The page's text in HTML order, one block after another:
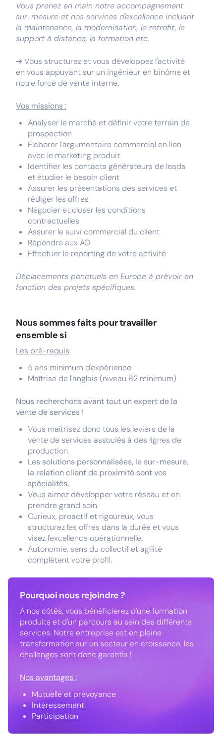
Vous prenez en main notre accompagnement
sur-mesure et nos services d'excellence incluant
la maintenance, la modernisation, le retrofit, le
support à distance, la formation etc.
➔ Vous structurez et vous développez l'activité
en vous appuyant sur un ingénieur en binôme et
notre force de vente interne.
Vos missions :
Analyser le marché et définir votre terrain de
prospection
Elaborer l'argumentaire commercial en lien
avec le marketing produit
Identifier les contacts générateurs de leads
et étudier le besoin client
Assurer les présentations des services et
rédiger les offres
Négocier et closer les conditions
contractuelles
Assurer le suivi commercial du client
Répondre aux AO
Effectuer le reporting de votre activité
Déplacements ponctuels en Europe à prévoir en
fonction des projets spécifiques.
Nous sommes faits pour travailler
ensemble si
Les pré-requis
5 ans minimum d'expérience
Maîtrise de l'anglais (niveau B2 minimum)
Nous recherchons avant tout un expert de la
vente de services !
Vous maîtrisez donc tous les leviers de la
vente de services associés à des lignes de
production.
Les solutions personnalisées, le sur-mesure,
la relation client de proximité sont vos
spécialités.
Vous aimez développer votre réseau et en
prendre grand soin.
Curieux, proactif et rigoureux, vous
structurez les offres dans la durée et vous
visez l'excellence opérationnelle.
Autonomie, sens du collectif et agilité
complètent votre profil.
Pourquoi nous rejoindre ?
A nos côtés, vous bénéficierez d'une formation
produits et d'un parcours au sein des différents
services. Notre entreprise est en pleine
transformation sur un secteur en croissance, les
challenges sont donc garantis !
Nos avantages :
Mutuelle et prévoyance
Intéressement
Participation